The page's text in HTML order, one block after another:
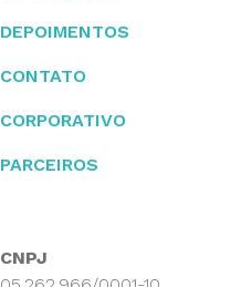
DEPOIMENTOS
CONTATO
CORPORATIVO
PARCEIROS
CNPJ